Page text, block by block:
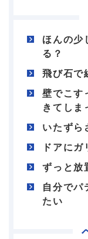
ほんの少
る？
飛び石で
壁でこす
きてしま
いたずら
ドアに
ずっと放
自分でパ
たい